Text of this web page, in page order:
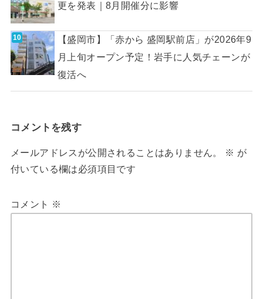
更を発表｜8月開催分に影響
【盛岡市】「赤から 盛岡駅前店」が2026年9
月上旬オープン予定！岩手に人気チェーンが
復活へ
コメントを残す
メールアドレスが公開されることはありません。 ※ が
付いている欄は必須項目です
コメント ※